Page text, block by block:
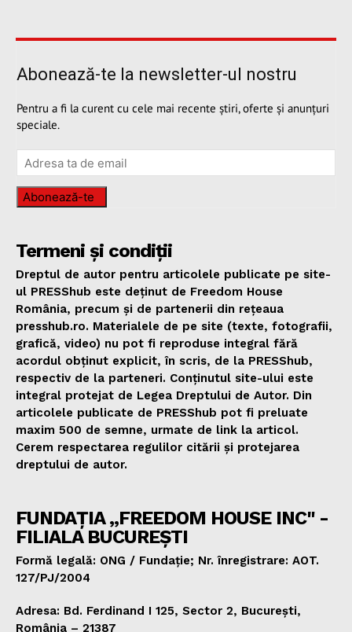
Abonează-te la newsletter-ul nostru
Pentru a fi la curent cu cele mai recente știri, oferte și anunțuri
speciale.
Abonează-te
Termeni și condiții
Dreptul de autor pentru articolele publicate pe site-
ul PRESShub este deținut de Freedom House
România, precum și de partenerii din rețeaua
presshub.ro. Materialele de pe site (texte, fotografii,
grafică, video) nu pot fi reproduse integral fără
acordul obținut explicit, în scris, de la PRESShub,
respectiv de la parteneri. Conținutul site-ului este
integral protejat de Legea Dreptului de Autor. Din
articolele publicate de PRESShub pot fi preluate
maxim 500 de semne, urmate de link la articol.
Cerem respectarea regulilor citării și protejarea
dreptului de autor.
FUNDAȚIA „FREEDOM HOUSE INC" -
FILIALA BUCUREȘTI
Formă legală: ONG / Fundație; Nr. înregistrare: AOT.
127/PJ/2004
Adresa: Bd. Ferdinand I 125, Sector 2, București,
România – 21387